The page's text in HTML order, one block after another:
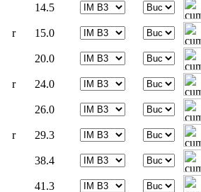
14.5
r 15.0
20.0
r 24.0
26.0
r 29.3
38.4
41.3